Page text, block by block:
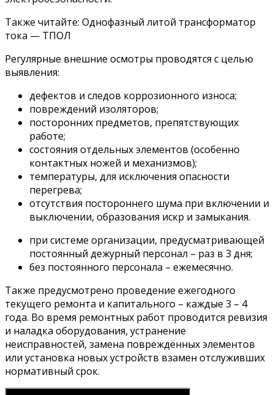
Также читайте: Однофазный литой трансформатор
тока — ТПОЛ
Регулярные внешние осмотры проводятся с целью
выявления:
дефектов и следов коррозионного износа;
повреждений изоляторов;
посторонних предметов, препятствующих
работе;
состояния отдельных элементов (особенно
контактных ножей и механизмов);
температуры, для исключения опасности
перегрева;
отсутствия постороннего шума при включении и
выключении, образования искр и замыкания.
при системе организации, предусматривающей
постоянный дежурный персонал – раз в 3 дня;
без постоянного персонала – ежемесячно.
Также предусмотрено проведение ежегодного
текущего ремонта и капитального – каждые 3 – 4
года. Во время ремонтных работ проводится ревизия
и наладка оборудования, устранение
неисправностей, замена повреждённых элементов
или установка новых устройств взамен отслуживших
нормативный срок.